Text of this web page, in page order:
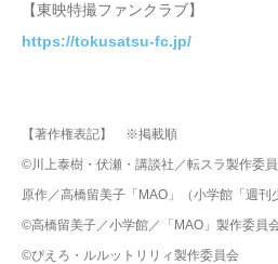
【東映特撮ファンクラブ】
https://tokusatsu-fc.jp/
【著作権表記】 ※掲載順
©川上泰樹・伏瀬・講談社／転スラ製作委
原作／高橋留美子「MAO」（小学館「週刊
©高橋留美子／小学館／「MAO」製作委員
©ぴえろ・ルルットリリィ製作委員会